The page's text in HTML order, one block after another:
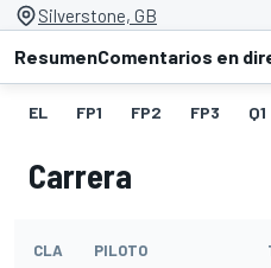
Silverstone, GB
ResumenComentarios en
EL FP1 FP2 FP3 Q1
Carrera
CLA PILOTO